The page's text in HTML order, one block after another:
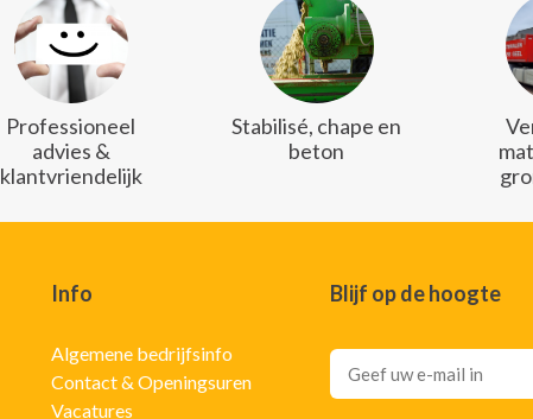
Professioneel
advies &
klantvriendelijk
Stabilisé, chape en
beton
Info
Algemene bedrijfsinfo
Contact & Openingsuren
Vacatures
Blijf op de hoogte